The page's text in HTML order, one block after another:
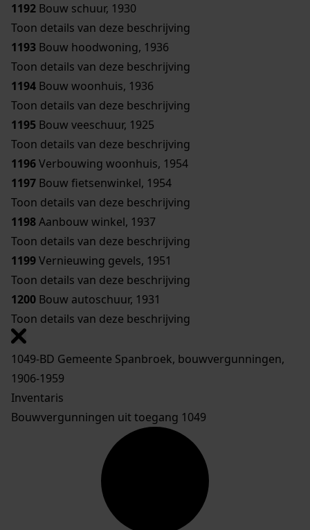
1192 Bouw schuur, 1930
Toon details van deze beschrijving
1193 Bouw hoodwoning, 1936
Toon details van deze beschrijving
1194 Bouw woonhuis, 1936
Toon details van deze beschrijving
1195 Bouw veeschuur, 1925
Toon details van deze beschrijving
1196Verbouwing woonhuis, 1954
1197 Bouw fietsenwinkel, 1954
Toon details van deze beschrijving
1198Aanbouw winkel, 1937
Toon details van deze beschrijving
1199Vernieuwing gevels, 1951
Toon details van deze beschrijving
1200 Bouw autoschuur, 1931
Toon details van deze beschrijving
1049-BD Gemeente Spanbroek, bouwvergunningen,
1906-1959
Inventaris
Bouwvergunningen uit toegang 1049